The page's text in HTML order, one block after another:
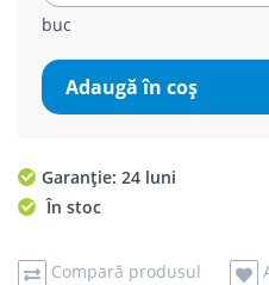
buc
Adaugă în coş
Garanție: 24 luni
În stoc
Compară produsul